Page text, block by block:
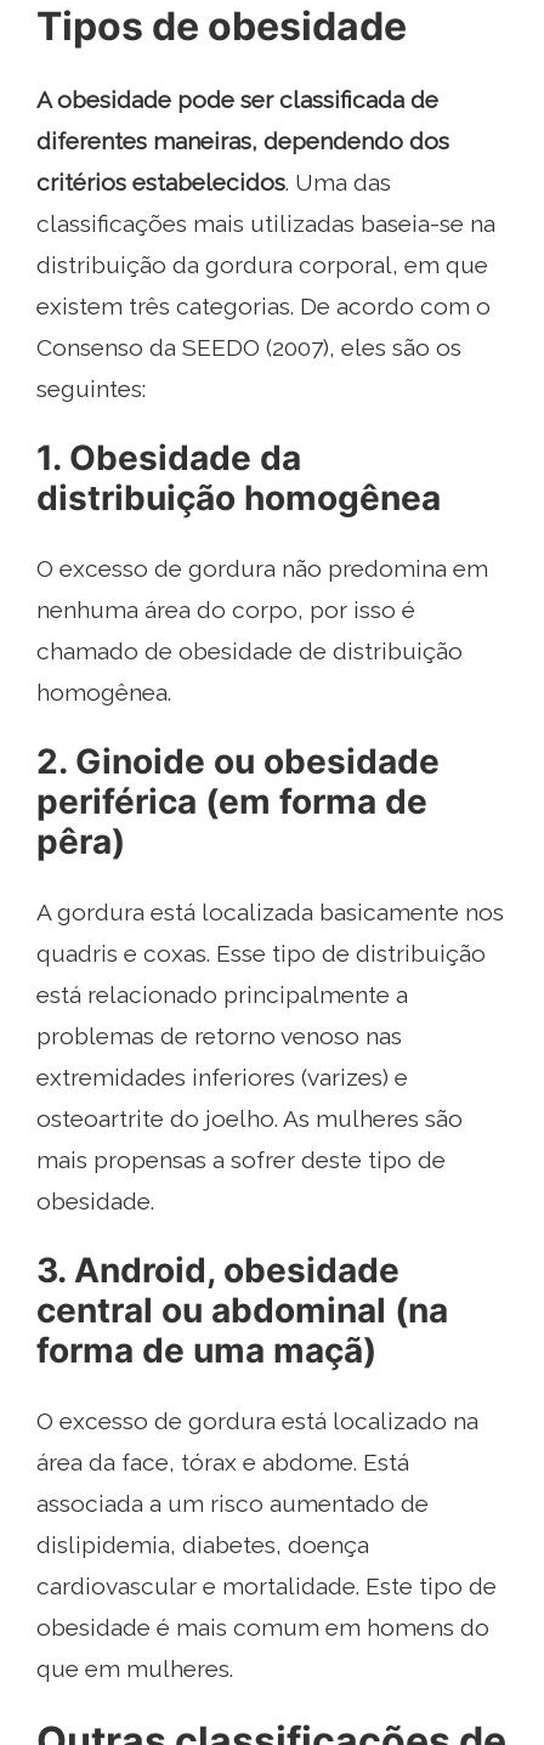
Tipos de obesidade
A obesidade pode ser classificada de
diferentes maneiras, dependendo dos
critérios estabelecidos. Uma das
classificações mais utilizadas baseia-se na
distribuição da gordura corporal, em que
existem três categorias. De acordo com o
Consenso da SEEDO (2007), eles são os
seguintes:
1. Obesidade da
distribuição homogênea
O excesso de gordura não predomina em
nenhuma área do corpo, por isso é
chamado de obesidade de distribuição
homogênea.
2. Ginoide ou obesidade
periférica (em forma de
pêra)
A gordura está localizada basicamente nos
quadris e coxas. Esse tipo de distribuição
está relacionado principalmente a
problemas de retorno venoso nas
extremidades inferiores (varizes) e
osteoartrite do joelho. As mulheres são
mais propensas a sofrer deste tipo de
obesidade.
3. Android, obesidade
central ou abdominal (na
forma de uma maçã)
O excesso de gordura está localizado na
área da face, tórax e abdome. Está
associada a um risco aumentado de
dislipidemia, diabetes, doença
cardiovascular e mortalidade. Este tipo de
obesidade é mais comum em homens do
que em mulheres.